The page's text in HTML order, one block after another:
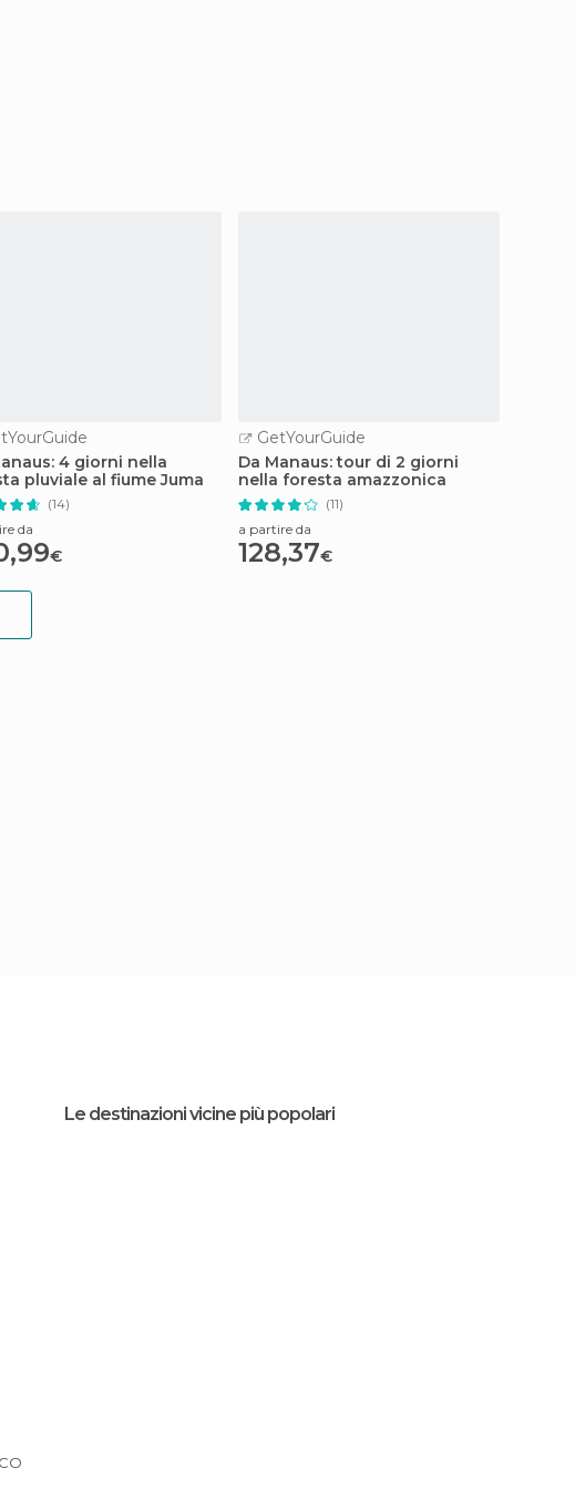
4 giorni nella
pluviale al fiume Juma
(14)
da
€
GetYourGuide
Da Manaus: tour di 2 giorni
nella foresta amazzonica
(11)
a partire da
128,37€
Le destinazioni vicine più popolari